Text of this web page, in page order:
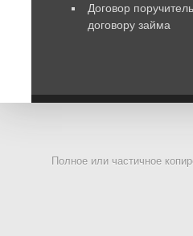
Договор
договору займа
Полное или частичное